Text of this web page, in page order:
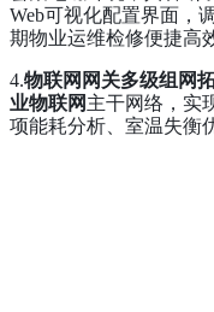
Web可视化配置界面，
期物业运维检修便捷高
4.物联网网关多级组网
业物联网 主干网络，实
项能耗分析、室温失衡